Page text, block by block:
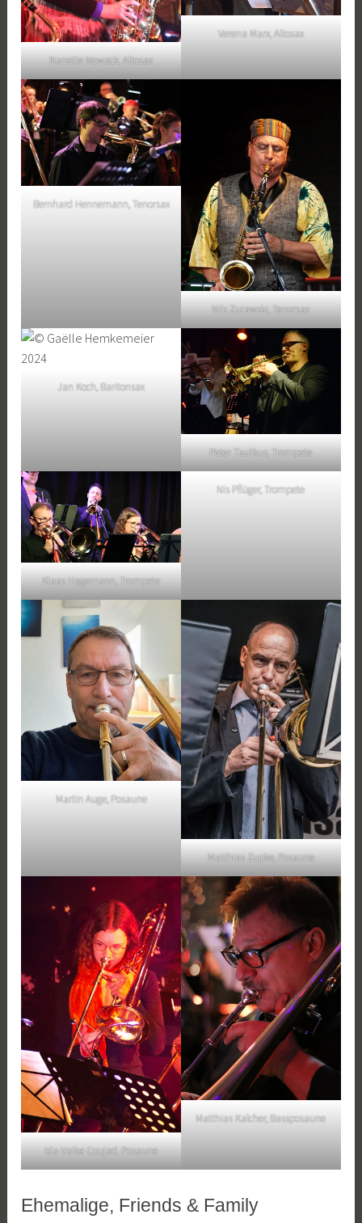
Nanette Nowack, Altosax
Verena Marx, Altosax
Bernhard Hennemann, Tenorsax
Nils Zurawski, Tenorsax
Jan Koch, Baritonsax
Peter Tautkus, Trompete
Klaas Hagemann, Trompete
Nis Pflüger, Trompete
Martin Auge, Posaune
Matthias Zupke, Posaune
Ida-Vaike Coujad, Posaune
Matthias Kalcher, Bassposaune
Ehemalige, Friends & Family